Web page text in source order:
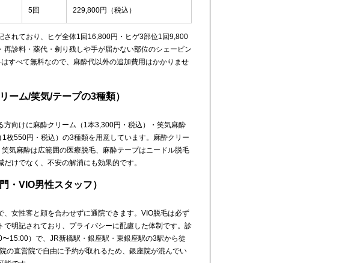
5回 229,800円（税込）
されており、ヒゲ全体1回16,800円・ヒゲ3部位1回9,800
再診料・薬代・剃り残しや手が届かない部位のシェービン
すべて無料なので、麻酔代以外の追加費用はかかりませ
ーム/笑気/テープの3種類）
方向けに麻酔クリーム（1本3,300円・税込）・笑気麻酔
1枚550円・税込）の3種類を用意しています。麻酔クリー
気麻酔は広範囲の医療脱毛、麻酔テープはニードル脱毛
けでなく、不安の解消にも効果的です。
・VIO男性スタッフ）
、女性客と顔を合わせずに通院できます。VIO脱毛は必ず
で明記されており、プライバシーに配慮した体制です。診
15:00）で、JR新橋駅・銀座駅・東銀座駅の3駅から徒
の直営院で自由に予約が取れるため、銀座院が混んでい